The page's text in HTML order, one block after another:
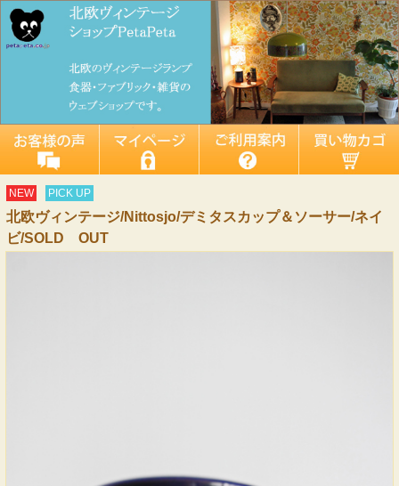
NEW PICK UP
北欧ヴィンテージ/Nittosjo/デミタスカップ＆ソーサー/ネイ
ビ/SOLD OUT